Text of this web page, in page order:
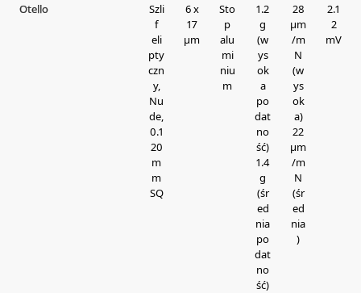
Otello
Szli
f
eli
pty
czn
y,
Nu
de,
0.1
20
m
m
SQ
6 x
17
μm
Sto
p
alu
mi
niu
m
1.2
g
(w
ys
ok
a
po
dat
no
ść)
1.4
g
(śr
ed
nia
po
dat
no
ść)
28
μm
/m
N
(w
ys
ok
a)
22
μm
/m
N
(śr
ed
nia
)
2.1
2
mV